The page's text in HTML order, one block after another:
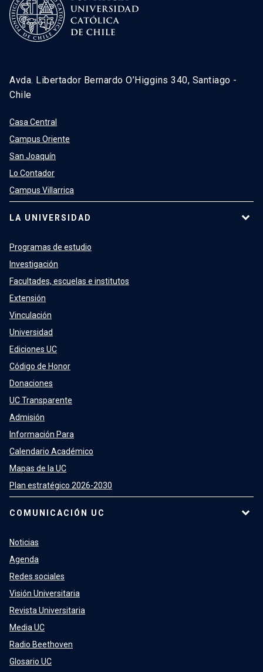
Avda. Libertador Bernardo O’Higgins 340, Santiago -
Chile
Casa Central
Campus Oriente
San Joaquín
Lo Contador
Campus Villarrica
LA UNIVERSIDAD
Programas de estudio
Investigación
Facultades, escuelas e institutos
Extensión
Vinculación
Universidad
Ediciones UC
Código de Honor
Donaciones
UC Transparente
Admisión
Información Para
Calendario Académico
Mapas de la UC
Plan estratégico 2026-2030
COMUNICACIÓN UC
Noticias
Agenda
Redes sociales
Visión Universitaria
Revista Universitaria
Media UC
Radio Beethoven
Glosario UC